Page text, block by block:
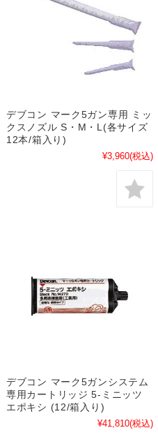
デブコン マーク5ガン専用 ミッ
クスノズル S・M・L(各サイズ
12本/箱入り)
¥3,960(税込)
デブコン マーク5ガンシステム
専用カートリッジ 5-ミニッツ
エポキシ (12/箱入り)
¥41,810(税込)